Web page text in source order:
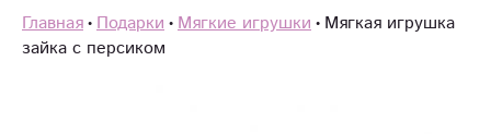
Главная Подарки Мягкие игрушки Мягкая игрушка
зайка с персиком